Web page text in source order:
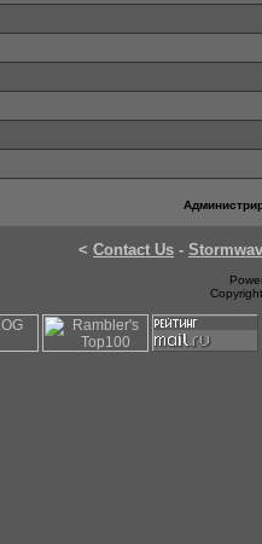
< Contact Us -